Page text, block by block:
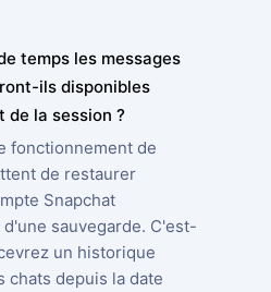
temps les messages
ils disponibles
de la session ?
fonctionnement de
de restaurer
Snapchat
sauvegarde. C'est-
un historique
chats depuis la date